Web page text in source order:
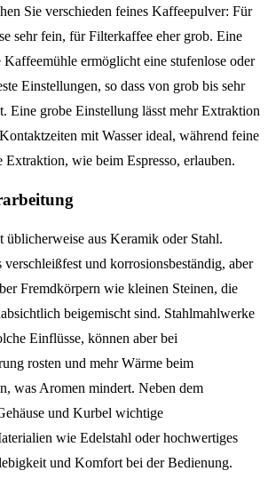
Sie verschieden feines Kaffeepulver: Für
sehr fein, für Filterkaffee eher grob. Eine
ermöglicht eine stufenlose oder
Einstellungen, so dass von grob bis sehr
Eine grobe Einstellung lässt mehr Extraktion
mit Wasser ideal, während feine
Extraktion, wie beim Espresso, erlauben.
üblicherweise aus Keramik oder Stahl.
und korrosionsbeständig, aber
Fremdkörpern wie kleinen Steinen, die
beigemischt sind. Stahlmahlwerke
Einflüsse, können aber bei
rosten und mehr Wärme beim
was Aromen mindert. Neben dem
und Kurbel wichtige
wie Edelstahl oder hochwertiges
und Komfort bei der Bedienung.